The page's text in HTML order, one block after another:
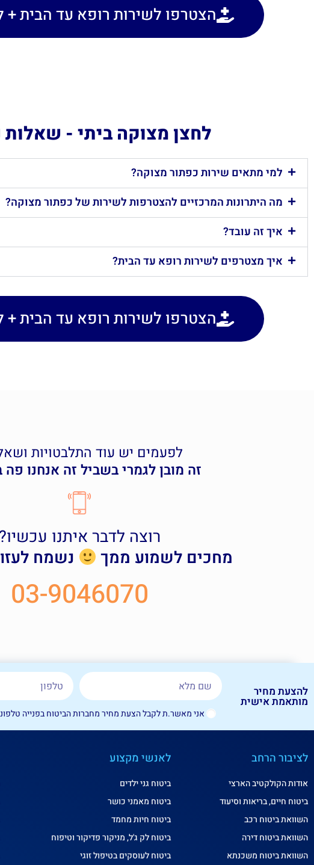
הצטרפו לשירות רופא עד הבית +
לחצן מצוקה ביתי - שאלות
למי מתאים שירות כפתור מצוקה?
מה היתרונות המרכזיים להצטרפות לשירות של כפתור מצוקה?
איך זה עובד?
איך מצטרפים לשירות רופא עד הבית?
הצטרפו לשירות רופא עד הבית +
לפעמים יש עוד התלבטויות
זה מובן לגמרי בשביל זה אנחנו
רוצה לדבר איתנו עכשיו?
מחכים לשמוע ממך
נשמח
03-9046070
להצעת מחיר
מותאמת אישית
אני מאשר.ת לקבל הצעת מחיר מחברות הביטוח בפנייה
לציבור הרחב
אודות הקולקטיב הארצי
ביטוח חיים, בריאות וסיעוד
השוואת ביטוח רכב
השוואת ביטוח דירה
השוואת ביטוח משכנתא
לאנשי מקצוע
ביטוח גני ילדים
ביטוח מאמני כושר
ביטוח חיות מחמד
ביטוח לק ג'ל, מניקור פדיקור וטיפוח
ביטוח לעוסקים בטיפול זוגי